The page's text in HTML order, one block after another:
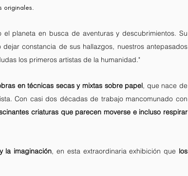
originales.
planeta en busca de aventuras y descubrimientos. Su
constancia de sus hallazgos, nuestros antepasados
los primeros artistas de la humanidad."
en técnicas secas y mixtas sobre papel, que nace de
Con casi dos décadas de trabajo mancomunado con
criaturas que parecen moverse e incluso respirar
la imaginación, en esta extraordinaria exhibición que los